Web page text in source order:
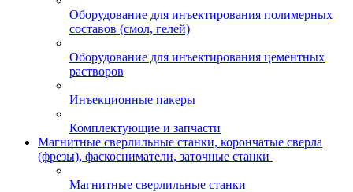
Оборудование для инъектирования полимерных
составов (смол, гелей)
Оборудование для инъектирования цементных
растворов
Инъекционные пакеры
Комплектующие и запчасти
Магнитные сверлильные станки, корончатые сверла
(фрезы), фаскосниматели, заточные станки
Магнитные сверлильные станки